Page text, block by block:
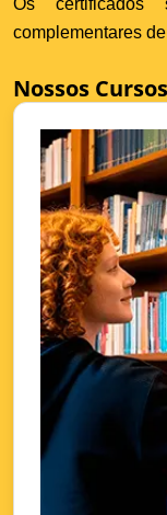
Os certificados
complementares
Nossos